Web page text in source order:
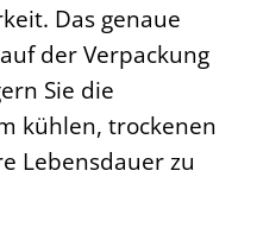
Das genaue
der Verpackung
Sie die
kühlen, trockenen
Lebensdauer zu